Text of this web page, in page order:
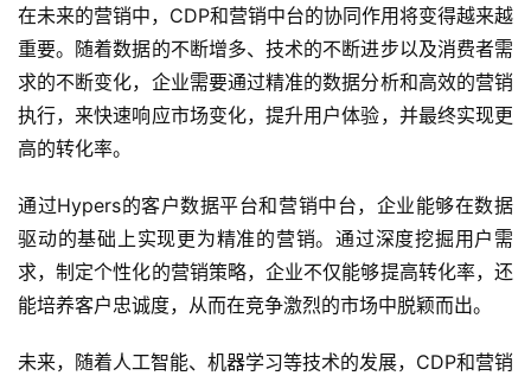
在未来的营销中，CDP和营销中台的协同作用将变得越来越
重要。随着数据的不断增多、技术的不断进步以及消费者需
求的不断变化，企业需要通过精准的数据分析和高效的营销
执行，来快速响应市场变化，提升用户体验，并最终实现更
高的转化率。
通过Hypers的客户数据平台和营销中台，企业能够在数据
驱动的基础上实现更为精准的营销。通过深度挖掘用户需
求，制定个性化的营销策略，企业不仅能够提高转化率，还
能培养客户忠诚度，从而在竞争激烈的市场中脱颖而出。
未来，随着人工智能、机器学习等技术的发展，CDP和营销